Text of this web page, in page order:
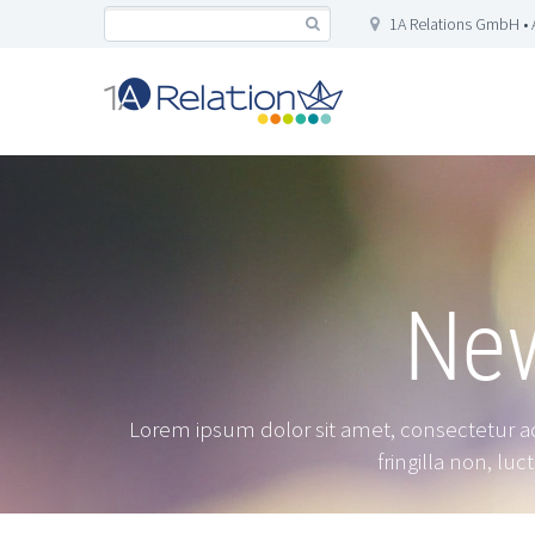
1A Relations GmbH
Lorem ipsum dolor sit amet, consectetur
fringilla non,